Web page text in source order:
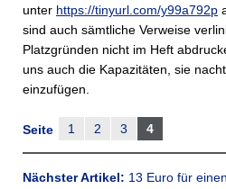
unter https://tinyurl.com/y99a792p
sind auch sämtliche Verweise
Platzgründen nicht im Heft
uns auch die Kapazitäten, sie
einzufügen.
Seite 1 2 3 4
Nächster Artikel: 13 Euro für